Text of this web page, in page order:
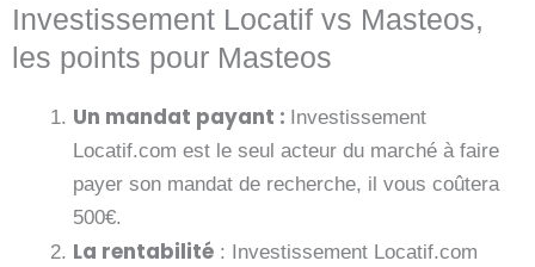
Investissement Locatif vs Masteos,
les points pour Masteos
Un mandat payant : Investissement
Locatif.com est le seul acteur du marché à faire
payer son mandat de recherche, il vous coûtera
500€.
La rentabilité : Investissement Locatif.com